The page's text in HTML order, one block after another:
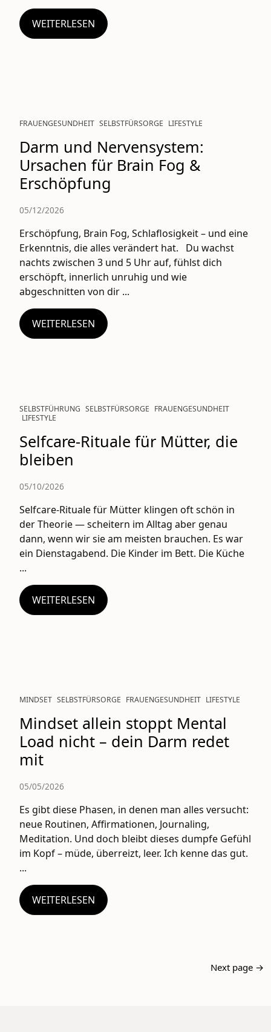
WEITERLESEN
FRAUENGESUNDHEIT SELBSTFÜRSORGE LIFESTYLE
Darm und Nervensystem:
Ursachen für Brain Fog &
Erschöpfung
05/12/2026
Erschöpfung, Brain Fog, Schlaflosigkeit – und eine
Erkenntnis, die alles verändert hat. Du wachst
nachts zwischen 3 und 5 Uhr auf, fühlst dich
erschöpft, innerlich unruhig und wie
abgeschnitten von dir ...
WEITERLESEN
SELBSTFÜHRUNG SELBSTFÜRSORGE FRAUENGESUNDHEIT
LIFESTYLE
Selfcare-Rituale für Mütter, die
bleiben
05/10/2026
Selfcare-Rituale für Mütter klingen oft schön in
der Theorie — scheitern im Alltag aber genau
dann, wenn wir sie am meisten brauchen. Es war
ein Dienstagabend. Die Kinder im Bett. Die Küche
...
WEITERLESEN
MINDSET SELBSTFÜRSORGE FRAUENGESUNDHEIT LIFESTYLE
Mindset allein stoppt Mental
Load nicht – dein Darm redet
mit
05/05/2026
Es gibt diese Phasen, in denen man alles versucht:
neue Routinen, Affirmationen, Journaling,
Meditation. Und doch bleibt dieses dumpfe Gefühl
im Kopf – müde, überreizt, leer. Ich kenne das gut.
...
WEITERLESEN
Next page →